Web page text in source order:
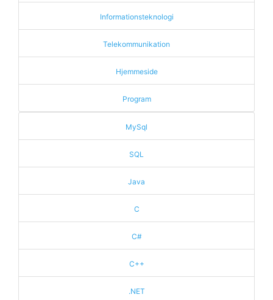
Informationsteknologi
Telekommunikation
Hjemmeside
Program
MySql
SQL
Java
C
C#
C++
.NET